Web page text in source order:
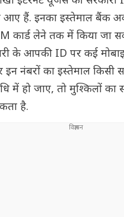
आए हैं. इनका इस्तेमाल बैंक
कार्ड लेने तक में किया जा
के आपकी ID पर कई
नंबरों का इस्तेमाल किसी
में हो जाए, तो मुश्किलों का
है.